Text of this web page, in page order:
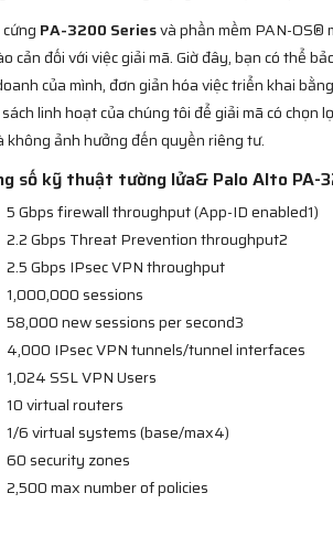
PA-3200 Seriesvà phần mềm PAN-OS®
cản đối với việc giải mã. Giờ đây, bạn có thể
của mình, đơn giản hóa việc triển khai
linh hoạt của chúng tôi để giải mã có chọn
không ảnh hưởng đến quyền riêng tư.
số kỹ thuật tường lửa& Palo Alto PA-
5 Gbps firewall throughput (App-ID enabled1)
2.2 Gbps Threat Prevention throughput2
2.5 Gbps IPsec VPN throughput
1,000,000 sessions
58,000 new sessions per second3
4,000 IPsec VPN tunnels/tunnel interfaces
1,024 SSL VPN Users
10 virtual routers
1/6 virtual systems (base/max4)
60 security zones
2,500 max number of policies